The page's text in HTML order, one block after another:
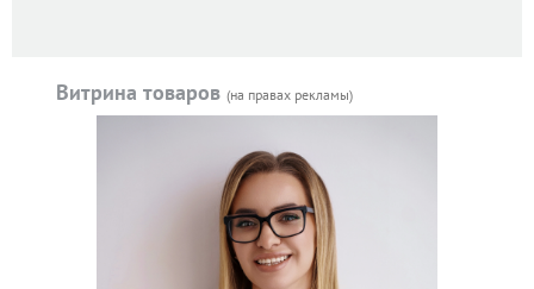
Витрина товаров (на правах рекламы)